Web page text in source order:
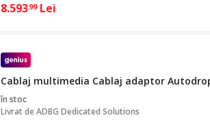
8.59399 Lei
Cablaj multimedia Cablaj adaptor
în stoc
Livrat deADBG Dedicated Solutions